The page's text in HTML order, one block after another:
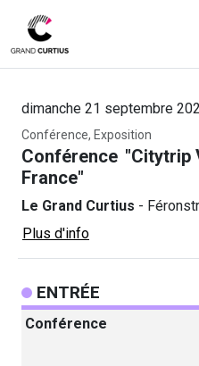
dimanche 21 septembre
Conférence, Exposition
Conférence "Citytrip
France"
Le Grand Curtius -
Plus d'info
ENTRÉE
Conférence